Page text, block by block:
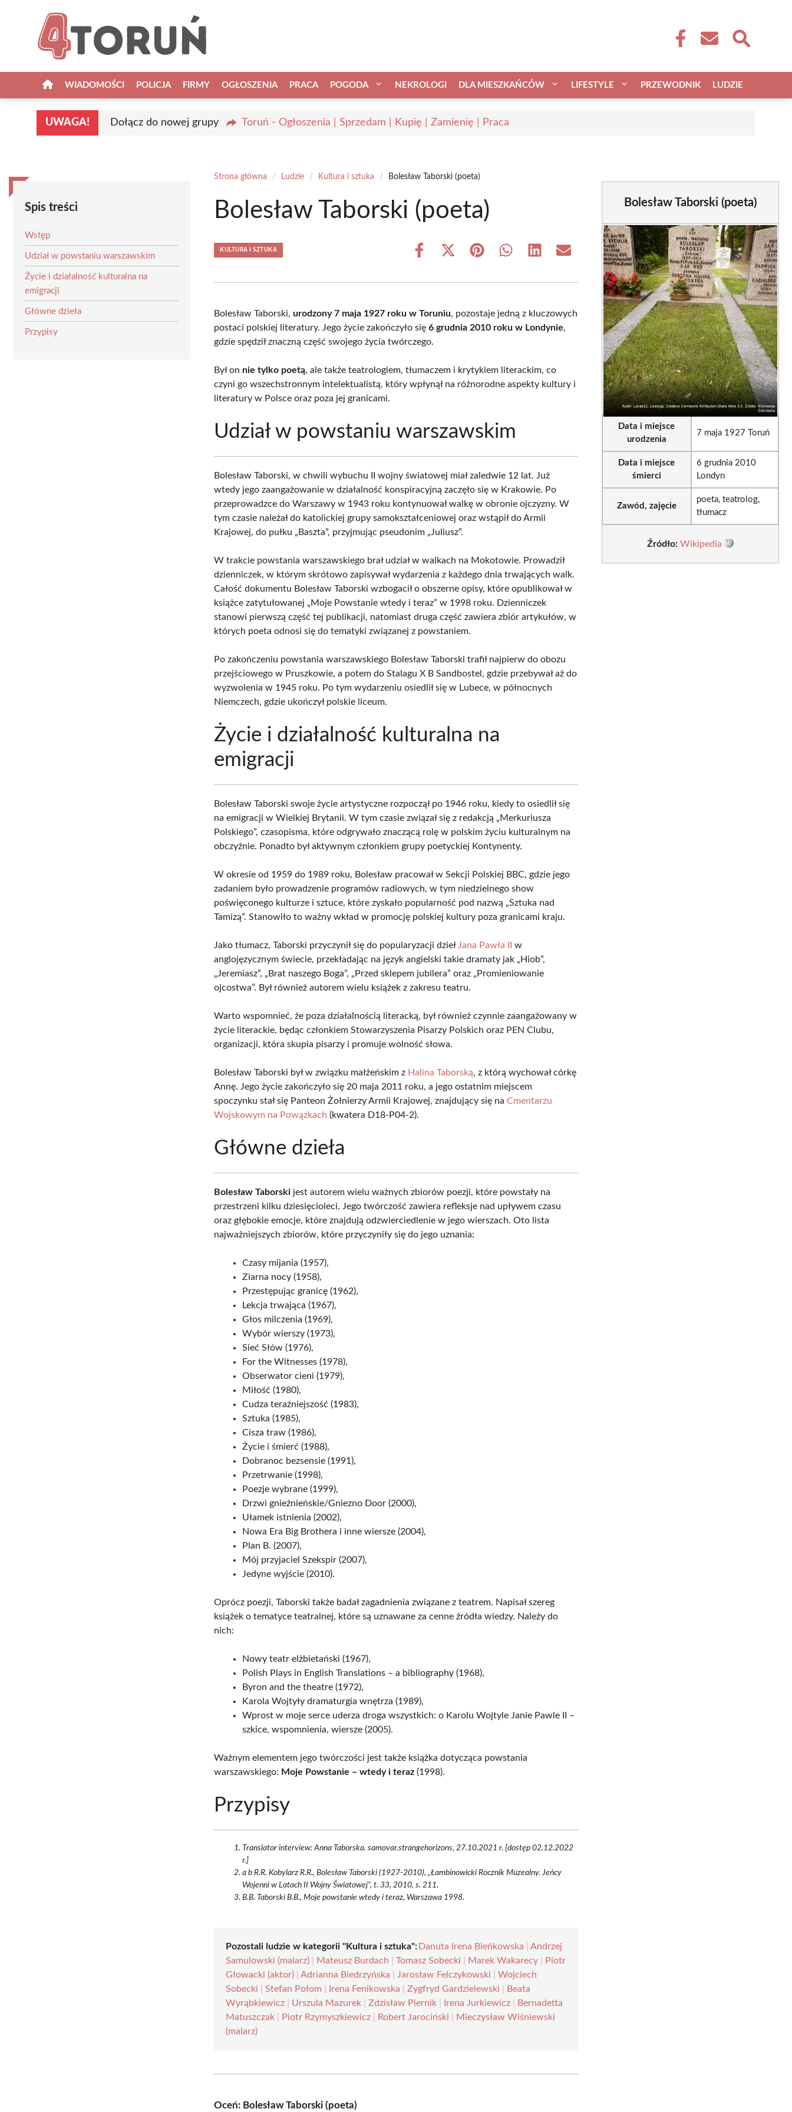
WIADOMOŚCI POLICJA FIRMY OGŁOSZENIA PRACA POGODA NEKROLOGI DLA MIESZKAŃCÓW LIFESTYLE PRZEWODNIK LUDZIE
UWAGA! Dołącz do nowej grupy Toruń - Ogłoszenia | Sprzedam | Kupię | Zamienię | Praca
Spis treści
Wstęp
Udział w powstaniu warszawskim
Życie i działalność kulturalna na
emigracji
Główne dzieła
Przypisy
Strona główna / Ludzie / Kultura i sztuka / Bolesław Taborski (poeta)
Bolesław Taborski (poeta)
KULTURA I SZTUKA
Share
Share
(Twitter)
Share Share Share Share
Bolesław Taborski,urodzony 7 maja 1927 roku w Toruniu, pozostaje jedną z kluczowych
postaci polskiej literatury. Jego życie zakończyło się6 grudnia 2010 roku w Londynie,
gdzie spędził znaczną część swojego życia twórczego.
Był on nie tylko poetą, ale także teatrologiem, tłumaczem i krytykiem literackim, co
czyni go wszechstronnym intelektualistą, który wpłynął na różnorodne aspekty kultury i
literatury w Polsce oraz poza jej granicami.
Udział w powstaniu warszawskim
Bolesław Taborski, w chwili wybuchu II wojny światowej miał zaledwie 12 lat. Już
wtedy jego zaangażowanie w działalność konspiracyjną zaczęło się w Krakowie. Po
przeprowadzce do Warszawy w 1943 roku kontynuował walkę w obronie ojczyzny. W
tym czasie należał do katolickiej grupy samokształceniowej oraz wstąpił do Armii
Krajowej, do pułku „Baszta”, przyjmując pseudonim „Juliusz”.
W trakcie powstania warszawskiego brał udział w walkach na Mokotowie. Prowadził
dzienniczek, w którym skrótowo zapisywał wydarzenia z każdego dnia trwających walk.
Całość dokumentu Bolesław Taborski wzbogacił o obszerne opisy, które opublikował w
książce zatytułowanej „Moje Powstanie wtedy i teraz” w 1998 roku. Dzienniczek
stanowi pierwszą część tej publikacji, natomiast druga część zawiera zbiór artykułów, w
których poeta odnosi się do tematyki związanej z powstaniem.
Po zakończeniu powstania warszawskiego Bolesław Taborski trafił najpierw do obozu
przejściowego w Pruszkowie, a potem do Stalagu X B Sandbostel, gdzie przebywał aż do
wyzwolenia w 1945 roku. Po tym wydarzeniu osiedlił się w Lubece, w północnych
Niemczech, gdzie ukończył polskie liceum.
Życie i działalność kulturalna na
emigracji
Bolesław Taborski swoje życie artystyczne rozpoczął po 1946 roku, kiedy to osiedlił się
na emigracji w Wielkiej Brytanii. W tym czasie związał się z redakcją „Merkuriusza
Polskiego”, czasopisma, które odgrywało znaczącą rolę w polskim życiu kulturalnym na
obczyźnie. Ponadto był aktywnym członkiem grupy poetyckiej Kontynenty.
W okresie od 1959 do 1989 roku, Bolesław pracował w Sekcji Polskiej BBC, gdzie jego
zadaniem było prowadzenie programów radiowych, w tym niedzielnego show
poświęconego kulturze i sztuce, które zyskało popularność pod nazwą „Sztuka nad
Tamizą”. Stanowiło to ważny wkład w promocję polskiej kultury poza granicami kraju.
Jako tłumacz, Taborski przyczynił się do popularyzacji dzieł Jana Pawła II w
anglojęzycznym świecie, przekładając na język angielski takie dramaty jak „Hiob”,
„Jeremiasz”, „Brat naszego Boga”, „Przed sklepem jubilera” oraz „Promieniowanie
ojcostwa”. Był również autorem wielu książek z zakresu teatru.
Warto wspomnieć, że poza działalnością literacką, był również czynnie zaangażowany w
życie literackie, będąc członkiem Stowarzyszenia Pisarzy Polskich oraz PEN Clubu,
organizacji, która skupia pisarzy i promuje wolność słowa.
Bolesław Taborski był w związku małżeńskim z Halina Taborską, z którą wychował córkę
Annę. Jego życie zakończyło się 20 maja 2011 roku, a jego ostatnim miejscem
spoczynku stał się Panteon Żołnierzy Armii Krajowej, znajdujący się naCmentarzu
Wojskowym na Powązkach (kwatera D18-P04-2).
Główne dzieła
Bolesław Taborski jest autorem wielu ważnych zbiorów poezji, które powstały na
przestrzeni kilku dziesięcioleci. Jego twórczość zawiera refleksje nad upływem czasu
oraz głębokie emocje, które znajdują odzwierciedlenie w jego wierszach. Oto lista
najważniejszych zbiorów, które przyczyniły się do jego uznania:
Czasy mijania (1957),
Ziarna nocy (1958),
Przestępując granicę (1962),
Lekcja trwająca (1967),
Głos milczenia (1969),
Wybór wierszy (1973),
Sieć Słów (1976),
For the Witnesses (1978),
Obserwator cieni (1979),
Miłość (1980),
Cudza teraźniejszość (1983),
Sztuka (1985),
Cisza traw (1986),
Życie i śmierć (1988),
Dobranoc bezsensie (1991),
Przetrwanie (1998),
Poezje wybrane (1999),
Drzwi gnieźnieńskie/Gniezno Door (2000),
Ułamek istnienia (2002),
Nowa Era Big Brothera i inne wiersze (2004),
Plan B. (2007),
Mój przyjaciel Szekspir (2007),
Jedyne wyjście (2010).
Oprócz poezji, Taborski także badał zagadnienia związane z teatrem. Napisał szereg
książek o tematyce teatralnej, które są uznawane za cenne źródła wiedzy. Należy do
nich:
Nowy teatr elżbietański (1967),
Polish Plays in English Translations – a bibliography (1968),
Byron and the theatre (1972),
Karola Wojtyły dramaturgia wnętrza (1989),
Wprost w moje serce uderza droga wszystkich: o Karolu Wojtyle Janie Pawle II –
szkice, wspomnienia, wiersze (2005).
Ważnym elementem jego twórczości jest także książka dotycząca powstania
warszawskiego: Moje Powstanie – wtedy i teraz (1998).
Przypisy
Translator interview: Anna Taborska. samovar.strangehorizons, 27.10.2021 r. [dostęp 02.12.2022
r.]
a b R.R. Kobylarz R.R., Bolesław Taborski (1927-2010), „Łambinowicki Rocznik Muzealny. Jeńcy
Wojenni w Latach II Wojny Światowej”, t. 33, 2010, s. 211.
B.B. Taborski B.B., Moje powstanie wtedy i teraz, Warszawa 1998.
Pozostali ludzie w kategorii "Kultura i sztuka":Danuta Irena Bieńkowska |Andrzej
Samulowski (malarz)
Mateusz Burdach |Tomasz Sobecki Marek Wakarecy
Piotr
Głowacki (aktor) |Adrianna Biedrzyńska Jarosław Felczykowski |Wojciech
Sobecki |Stefan Połom Irena Fenikowska |Zygfryd Gardzielewski
Beata
Wyrąbkiewicz
Urszula Mazurek |Zdzisław Piernik Irena Jurkiewicz
Bernadetta
Matuszczak
Piotr Rzymyszkiewicz Robert Jarociński
Mieczysław Wiśniewski
(malarz)
Oceń: Bolesław Taborski (poeta)
Bolesław Taborski (poeta)
Data i miejsce
urodzenia
7 maja 1927 Toruń
Data i miejsce
śmierci
6 grudnia 2010
Londyn
Zawód, zajęcie
poeta, teatrolog,
tłumacz
Źródło: Wikipedia